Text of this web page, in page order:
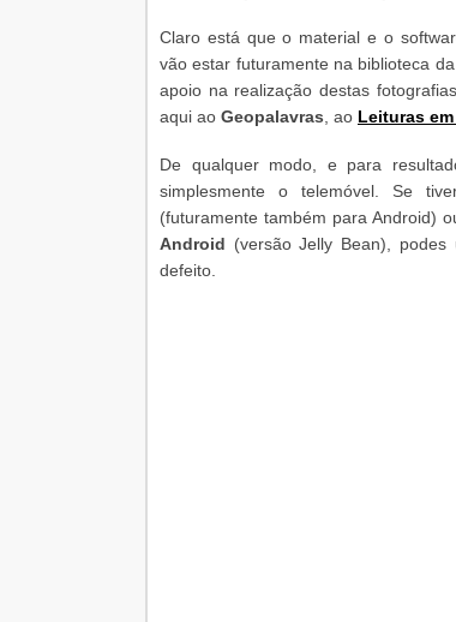
Claro está que o material e o
vão estar futuramente na biblioteca
apoio na realização destas
aqui ao Geopalavras , ao Leituras
De qualquer modo, e para
simplesmente o telemóvel. Se
(futuramente também para Android)
Android (versão Jelly Bean), podes
defeito.